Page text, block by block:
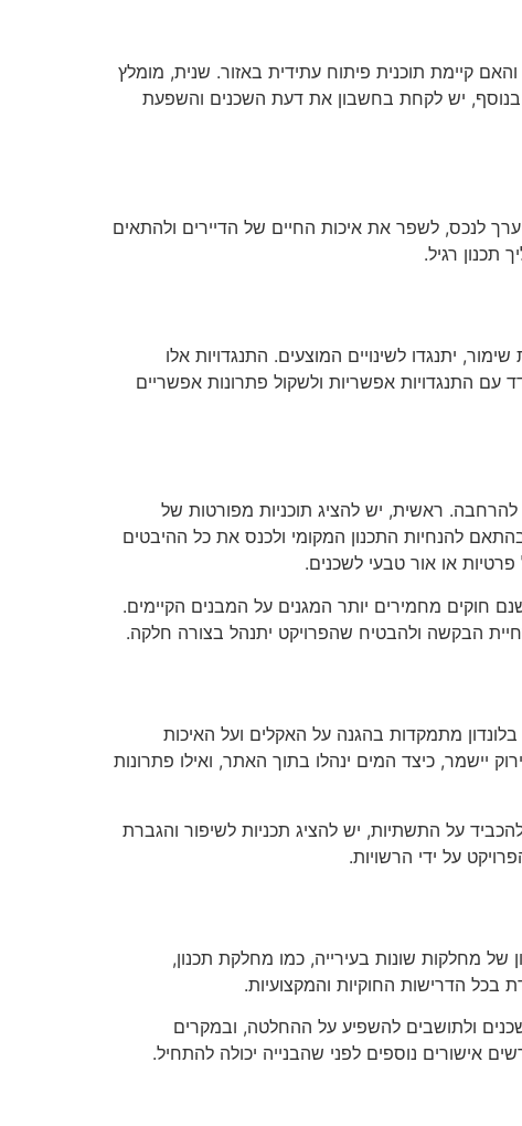
קיימת תוכנית פיתוח עתידית באזור. שנית, מומלץ
בנוסף, יש לקחת בחשבון את דעת השכנים והשפעת
ערך לנכס, לשפר את איכות החיים של הדיירים ולהתאים
רגיל.
יתנגדו לשינויים המוצעים. התנגדויות אלו
עם התנגדויות אפשריות ולשקול פתרונות אפשריים
להרחבה. ראשית, יש להציג תוכניות מפורטות של
להנחיות התכנון המקומי ולכנס את כל ההיבטים
או אור טבעי לשכנים.
חוקים מחמירים יותר המגנים על המבנים הקיימים.
הבקשה ולהבטיח שהפרויקט יתנהל בצורה חלקה.
מתמקדות בהגנה על האקלים ועל האיכות
יישמר, כיצד המים ינהלו בתוך האתר, ואילו פתרונות
על התשתיות, יש להציג תכניות לשיפור והגברת
על ידי הרשויות.
מחלקות שונות בעירייה, כמו מחלקת תכנון,
הדרישות החוקיות והמקצועיות.
ולתושבים להשפיע על ההחלטה, ובמקרים
אישורים נוספים לפני שהבנייה יכולה להתחיל.